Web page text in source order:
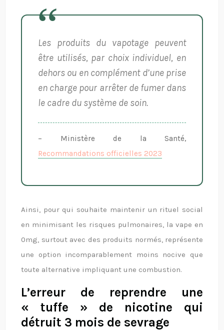
Les produits du vapotage peuvent
être utilisés, par choix individuel, en
dehors ou en complément d’une prise
en charge pour arrêter de fumer dans
le cadre du système de soin.
– Ministère de la Santé,
Recommandations officielles 2023
Ainsi, pour qui souhaite maintenir un rituel social
en minimisant les risques pulmonaires, la vape en
0mg, surtout avec des produits normés, représente
une option incomparablement moins nocive que
toute alternative impliquant une combustion.
L’erreur de reprendre une
« tuffe » de nicotine qui
détruit 3 mois de sevrage